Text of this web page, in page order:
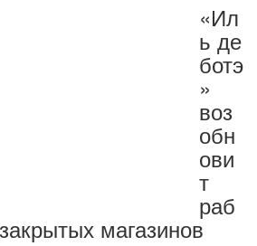
«Ил
ь де
ботэ
»
воз
обн
ови
т
раб
магазинов